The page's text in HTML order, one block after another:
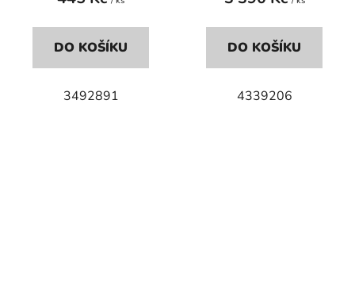
DO KOŠÍKU
3492891
DO KOŠÍKU
4339206